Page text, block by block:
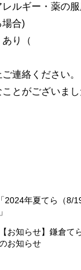
ルギー・薬の服
場合)
・
連絡ください。
とがございま
2024年夏てら（8/
【お知らせ】鎌倉て
お知らせ